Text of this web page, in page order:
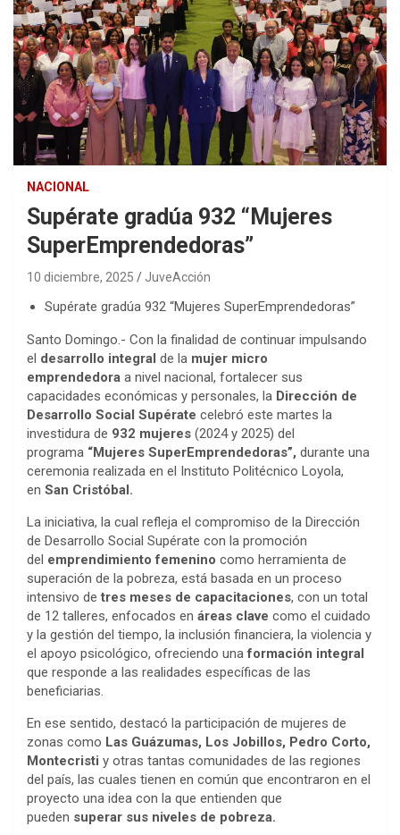
NACIONAL
Supérate gradúa 932 “Mujeres
SuperEmprendedoras”
10 diciembre, 2025 JuveAcción
Supérate gradúa 932 “Mujeres SuperEmprendedoras”
Santo Domingo.- Con la finalidad de continuar impulsando
el desarrollo integral de la mujer micro
emprendedora a nivel nacional, fortalecer sus
capacidades económicas y personales, la Dirección de
Desarrollo Social Supérate celebró este martes la
investidura de 932 mujeres (2024 y 2025) del
programa “Mujeres SuperEmprendedoras”, durante una
ceremonia realizada en el Instituto Politécnico Loyola,
en San Cristóbal.
La iniciativa, la cual refleja el compromiso de la Dirección
de Desarrollo Social Supérate con la promoción
del emprendimiento femenino como herramienta de
superación de la pobreza, está basada en un proceso
intensivo detres meses de capacitaciones, con un total
de 12 talleres, enfocados en áreas clave como el cuidado
y la gestión del tiempo, la inclusión financiera, la violencia y
el apoyo psicológico, ofreciendo unaformación integral
que responde a las realidades específicas de las
beneficiarias.
En ese sentido, destacó la participación de mujeres de
zonas como Las Guázumas, Los Jobillos, Pedro Corto,
Montecristi y otras tantas comunidades de las regiones
del país, las cuales tienen en común que encontraron en el
proyecto una idea con la que entienden que
pueden superar sus niveles de pobreza.